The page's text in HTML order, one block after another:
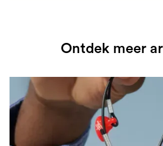
Ontdek meer